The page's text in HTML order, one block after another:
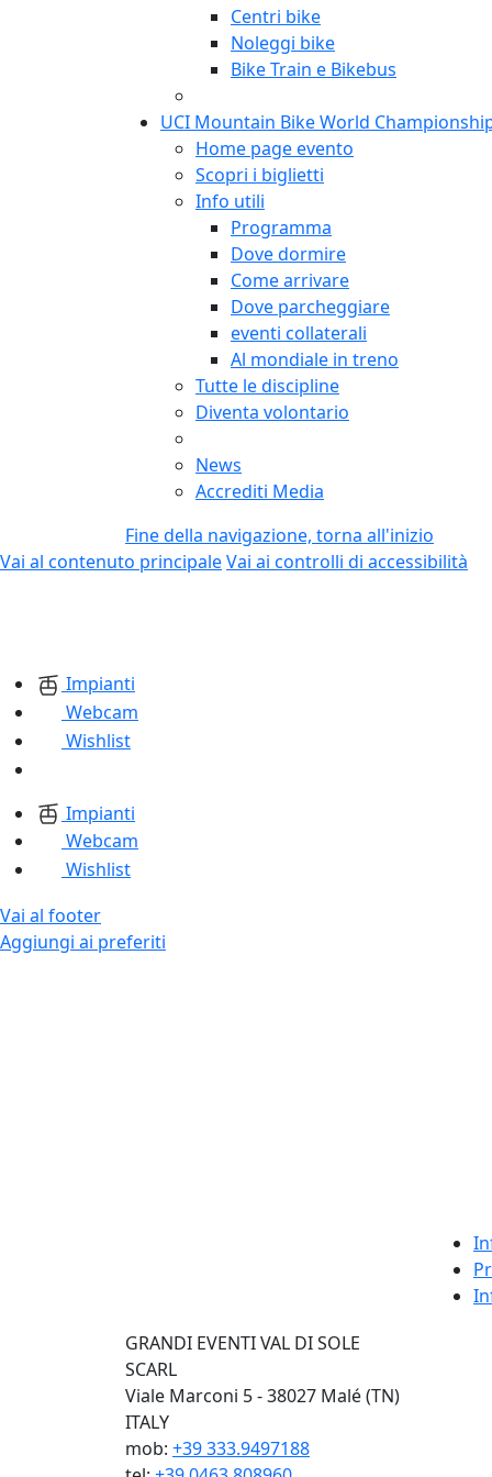
Centri bike
Noleggi bike
Bike Train e Bikebus
UCI Mountain Bike World
Home page evento
Scopri i biglietti
Info utili
Programma
Dove dormire
Come arrivare
Dove parcheggiare
eventi collaterali
Al mondiale in treno
Tutte le discipline
Diventa volontario
News
Accrediti Media
Fine della navigazione, torna all'inizio
Vai al contenuto principaleVai ai controlli di accessibilità
Impianti
Webcam
Wishlist
Impianti
Webcam
Wishlist
Vai al footer
Aggiungi ai preferiti
GRANDI EVENTI VAL DI SOLE
SCARL
Viale Marconi 5 - 38027 Malé (TN)
ITALY
mob: +39 333.9497188